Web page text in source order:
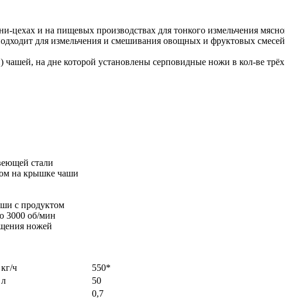
цехах и на пищевых производствах для тонкого измельчения
для измельчения и смешивания овощных и фруктовых
чашей, на дне которой установлены серповидные ножи в кол-ве
стали
на крышке чаши
с продуктом
3000 об/мин
ножей
кг/ч
550*
л
50
0,7